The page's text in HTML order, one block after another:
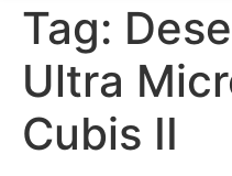
Tag:
Ultra
Cubis II